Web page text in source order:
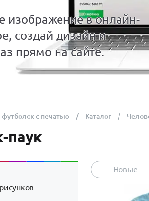
изображение в онлайн-
создай дизайн и
прямо на сайте.
футболок с печатью Каталог
паук
Новые